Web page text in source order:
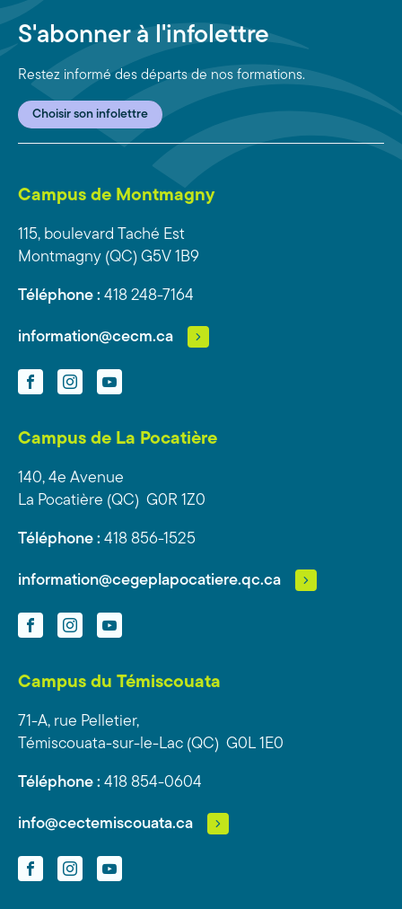
S'abonner à l'infolettre
Restez informé des départs de nos formations.
Choisir son infolettre
Campus de Montmagny
115, boulevard Taché Est
Montmagny (QC) G5V 1B9
Téléphone : 418 248-7164
information@cecm.ca
FacebookInstagramYouTube
Campus de La Pocatière
140, 4e Avenue
La Pocatière (QC) G0R 1Z0
Téléphone : 418 856-1525
information@cegeplapocatiere.qc.ca
FacebookInstagramYouTube
Campus du Témiscouata
71-A, rue Pelletier,
Témiscouata-sur-le-Lac (QC) G0L 1E0
Téléphone : 418 854-0604
info@cectemiscouata.ca
FacebookInstagramYouTube